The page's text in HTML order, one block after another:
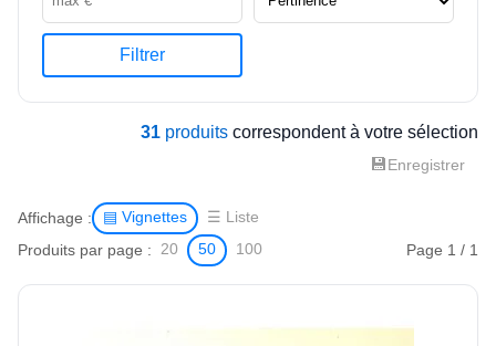
Filtrer
31 produits correspondent à votre sélection
💾Enregistrer
Affichage : ▤ Vignettes ☰ Liste
Produits par page : 20 50 100 Page 1 / 1